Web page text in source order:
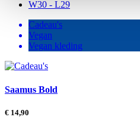
W30 - L29
Cadeau's
Vegan
Vegan kleding
Saamus Bold
€ 14,90